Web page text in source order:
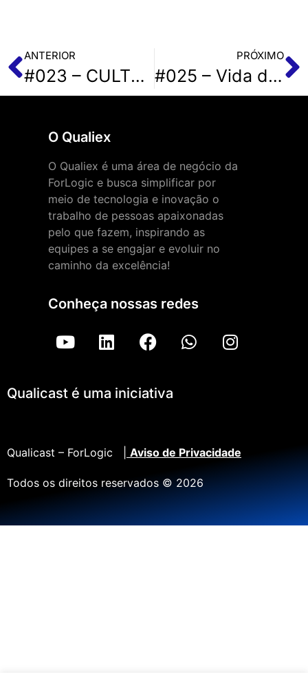
ANTERIOR
#023 – CULTURA ORGANIZACIONAL
PRÓXIMO
#025 – Vida de auditor, com Lidiane Dalcin
O Qualiex
O Qualiex é uma área de negócio da
ForLogic e busca simplificar por
meio de tecnologia e inovação o
trabalho de pessoas apaixonadas
pelo que fazem, inspirando as
equipes a se engajar e evoluir no
caminho da excelência!
Conheça nossas redes
Qualicast é uma iniciativa
Qualicast – ForLogic | Aviso de Privacidade
Todos os direitos reservados © 2026